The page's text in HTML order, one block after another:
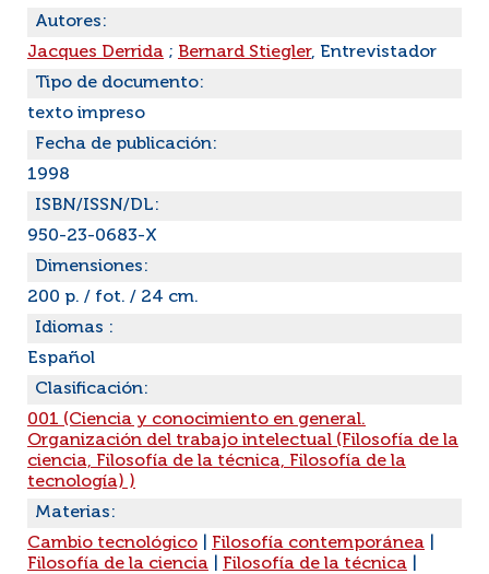
Autores:
Jacques Derrida ; Bernard Stiegler, Entrevistador
Tipo de documento:
texto impreso
Fecha de publicación:
1998
ISBN/ISSN/DL:
950-23-0683-X
Dimensiones:
200 p. / fot. / 24 cm.
Idiomas :
Español
Clasificación:
001 (Ciencia y conocimiento en general.
Organización del trabajo intelectual (Filosofía de la
ciencia, Filosofía de la técnica, Filosofía de la
tecnología) )
Materias:
Cambio tecnológico
Filosofía contemporánea
Filosofía de la ciencia
Filosofía de la técnica